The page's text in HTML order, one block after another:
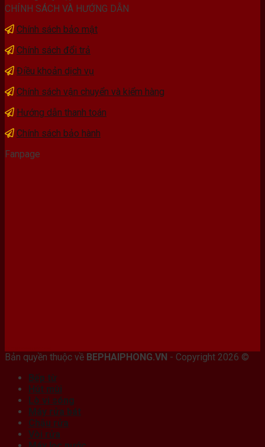
CHÍNH SÁCH VÀ HƯỚNG DẪN
Chính sách bảo mật
Chính sách đổi trả
Điều khoản dịch vụ
Chính sách vận chuyển và kiểm hàng
Hướng dẫn thanh toán
Chính sách bảo hành
Fanpage
Bản quyền thuộc về BEPHAIPHONG.VN - Copyright 2026 ©
Bếp từ
Hút mùi
Lò vi sóng
Máy rửa bát
Chậu rửa
Vòi rửa